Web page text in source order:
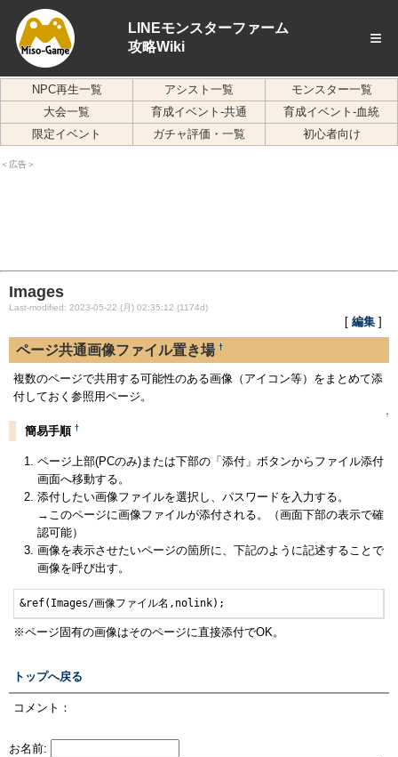
LINEモンスターファーム
攻略Wiki
≡
NPC再生一覧 アシスト一覧
モンスター一覧
大会一覧
育成イベント-共通
育成イベント-血統
限定イベント
ガチャ評価・一覧 初心者向け
＜広告＞
Images
Last-modified: 2023-05-22 (月) 02:35:12 (1174d)
[ 編集 ]
ページ共通画像ファイル置き場 †
複数のページで共用する可能性のある画像（アイコン等）をまとめて添
付しておく参照用ページ。
↑
簡易手順 †
ページ上部(PCのみ)または下部の「添付」ボタンからファイル添付
画面へ移動する。
添付したい画像ファイルを選択し、パスワードを入力する。
→このページに画像ファイルが添付される。（画面下部の表示で確
認可能）
画像を表示させたいページの箇所に、下記のように記述することで
画像を呼び出す。
&ref(Images/画像ファイル名,nolink);
※ページ固有の画像はそのページに直接添付でOK。
トップへ戻る
コメント：
お名前: